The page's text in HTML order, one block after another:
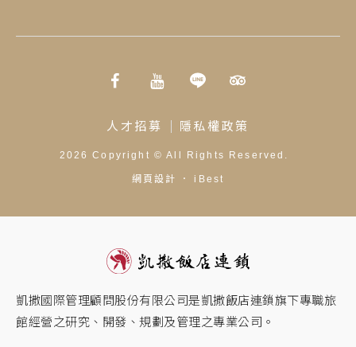
人才招募 隱私權政策
2026 Copyright © All Rights Reserved.
網頁設計 ． iBest
凱撒國際管理顧問股份有限公司是凱撒飯店連鎖旗下專職旅
館經營之研究、開發、規劃及管理之專業公司。